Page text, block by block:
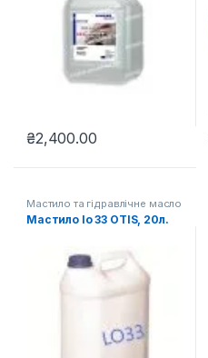
₴2,400.00
Мастило та гідравлічне масло
для ліфтів
Мастило lo 33 OTIS, 20л.